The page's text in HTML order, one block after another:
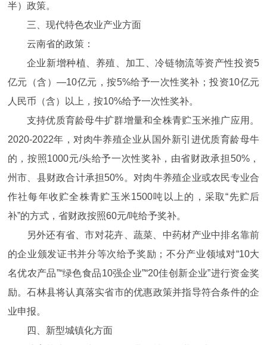
半）政策。
三、现代特色农业产业方面
云南省的政策：
企业新增种植、养殖、加工、冷链物流等资产性投资5
亿元（含）—10亿元，按5%给予一次性奖补；投资10亿元
人民币（含）以上，按10%给予一次性奖补。
支持优质育龄母牛扩群增量和全株青贮玉米推广应用。
2020-2022年，对肉牛养殖企业从国外新引进优质育龄母牛
的，按照1000元/头给予一次性奖补，由省财政承担50%，
州市、县财政合计承担50%。对肉牛养殖企业或农民专业合
作社每年收贮全株青贮玉米1500吨以上的，采取“先贮后
补”的方式，省财政按照60元/吨给予奖补。
另外还有省、市对花卉、蔬菜、中药材产业中排名靠前
的企业颁发证书并分等次给予奖励；不分产业领域对“10大
名优农产品”“绿色食品10强企业”“20佳创新企业”进行资金奖
励。石林县将认真落实省市的优惠政策并指导符合条件的企
业申报。
四、新型城镇化方面